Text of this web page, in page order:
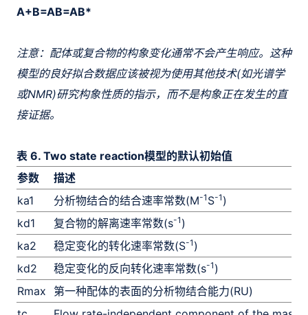
A+B=AB=AB*
注意：配体或复合物的构象变化通常不会产生响应。这种
模型的良好拟合数据应该被视为使用其他技术(如光谱学
或NMR)研究构象性质的指示，而不是构象正在发生的直
接证据。
表 6. Two state reaction模型的默认初始值
参数
描述
ka1
分析物结合的结合速率常数(M-1 S-1 )
kd1
复合物的解离速率常数(s-1 )
ka2
稳定变化的转化速率常数(S-1 )
kd2
稳定变化的反向转化速率常数(s-1 )
Rmax
第一种配体的表面的分析物结合能力(RU)